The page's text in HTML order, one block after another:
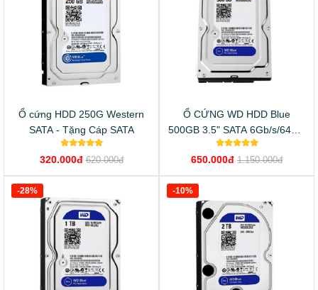
Ổ cứng HDD 250G Western
SATA - Tặng Cáp SATA
320.000đ 620.000đ
Ổ CỨNG WD HDD Blue
500GB 3.5" SATA 6Gb/s/64MB
Cache/ 5400RPM
650.000đ 1.150.000đ
-28% -10%